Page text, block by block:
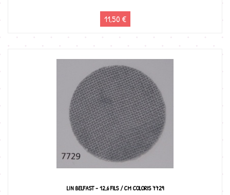
11,50 €
LIN BELFAST - 12,6 FILS / CM COLORIS 7729